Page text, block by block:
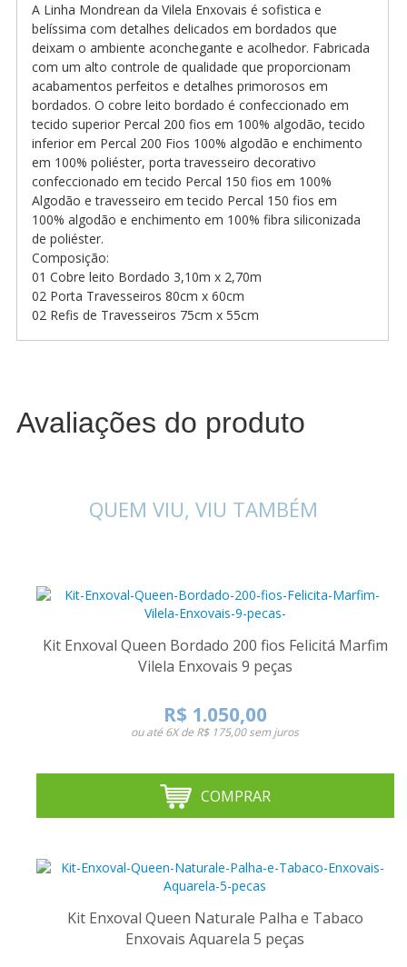
A Linha Mondrean da Vilela Enxovais é sofistica e
belíssima com detalhes delicados em bordados que
deixam o ambiente aconchegante e acolhedor. Fabricada
com um alto controle de qualidade que proporcionam
acabamentos perfeitos e detalhes primorosos em
bordados. O cobre leito bordado é confeccionado em
tecido superior Percal 200 fios em 100% algodão, tecido
inferior em Percal 200 Fios 100% algodão e enchimento
em 100% poliéster, porta travesseiro decorativo
confeccionado em tecido Percal 150 fios em 100%
Algodão e travesseiro em tecido Percal 150 fios em
100% algodão e enchimento em 100% fibra siliconizada
de poliéster.
Composição:
01 Cobre leito Bordado 3,10m x 2,70m
02 Porta Travesseiros 80cm x 60cm
02 Refis de Travesseiros 75cm x 55cm
Avaliações do produto
QUEM VIU, VIU TAMBÉM
Kit Enxoval Queen Bordado 200 fios Felicitá Marfim
Vilela Enxovais 9 peças
R$ 1.050,00
ou até 6X de R$ 175,00sem juros
COMPRAR
Kit Enxoval Queen Naturale Palha e Tabaco
Enxovais Aquarela 5 peças